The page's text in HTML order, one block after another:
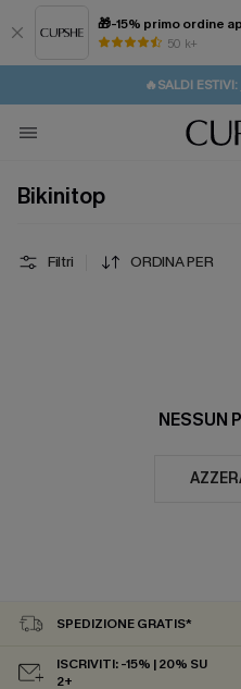
🎁-15% primo ordine
50 k+
⚡️-15% SUGLI
🔥SALDI ESTIVI:
🚚SPEDIZIONE
💌REGALO PER I
Bikinitop
Filtri ORDINA PER
NESSUN
SPEDIZIONE GRATIS*
ISCRIVITI: -15% | 20% SU
2+